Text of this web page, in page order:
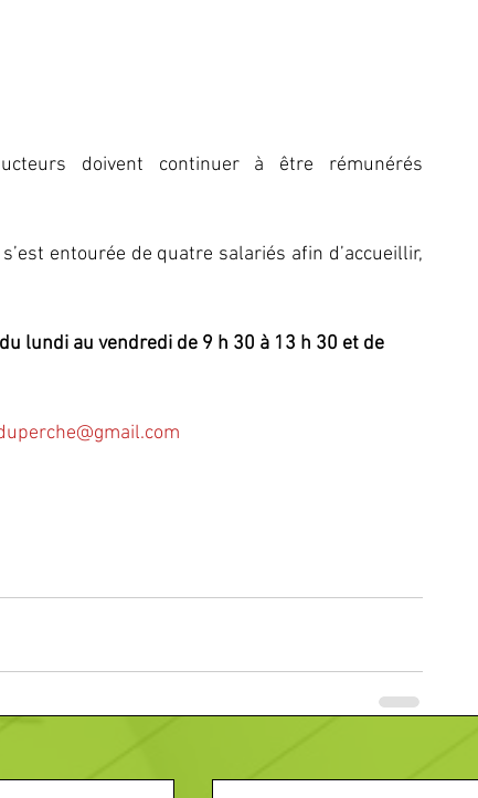
doivent continuer à être rémunérés
entourée de quatre salariés afin d’accueillir,
lundi au vendredi de 9 h 30 à 13 h 30 et de